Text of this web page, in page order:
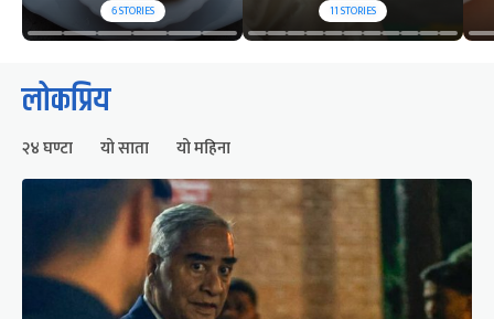
6STORIES 11STORIES
लोकप्रिय
२४ घण्टा यो साता यो महिना